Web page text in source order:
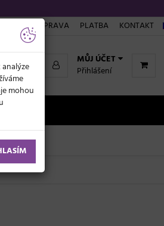
DOPRAVA PLATBA KONTAKT
MŮJ ÚČET
Přihlášení
mohou